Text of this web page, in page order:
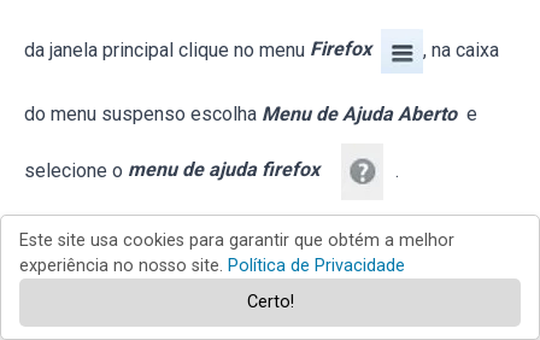
da janela principal clique no menu Firefox , na caixa
do menu suspenso escolha Menu de Ajuda Aberto e
selecione o menu de ajuda firefox .
Este site usa cookies para garantir que obtém a melhor
experiência no nosso site. Política de Privacidade
Certo!